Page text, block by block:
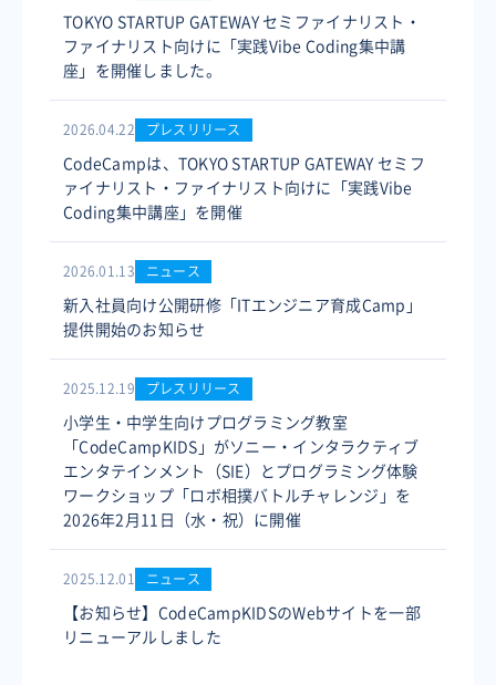
TOKYO STARTUP GATEWAY セミファイナリスト・
ファイナリスト向けに「実践Vibe Coding集中講
座」を開催しました。
2026.04.22 プレスリリース
CodeCampは、TOKYO STARTUP GATEWAY セミフ
ァイナリスト・ファイナリスト向けに「実践Vibe
Coding集中講座」を開催
2026.01.13 ニュース
新入社員向け公開研修「ITエンジニア育成Camp」
提供開始のお知らせ
2025.12.19 プレスリリース
小学生・中学生向けプログラミング教室
「CodeCampKIDS」がソニー・インタラクティブ
エンタテインメント（SIE）とプログラミング体験
ワークショップ「ロボ相撲バトルチャレンジ」を
2026年2月11日（水・祝）に開催
2025.12.01 ニュース
【お知らせ】CodeCampKIDSのWebサイトを一部
リニューアルしました